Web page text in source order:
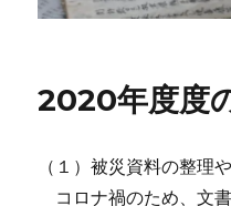
2020年度度
（１）被災資料の整理
コロナ禍のため、文